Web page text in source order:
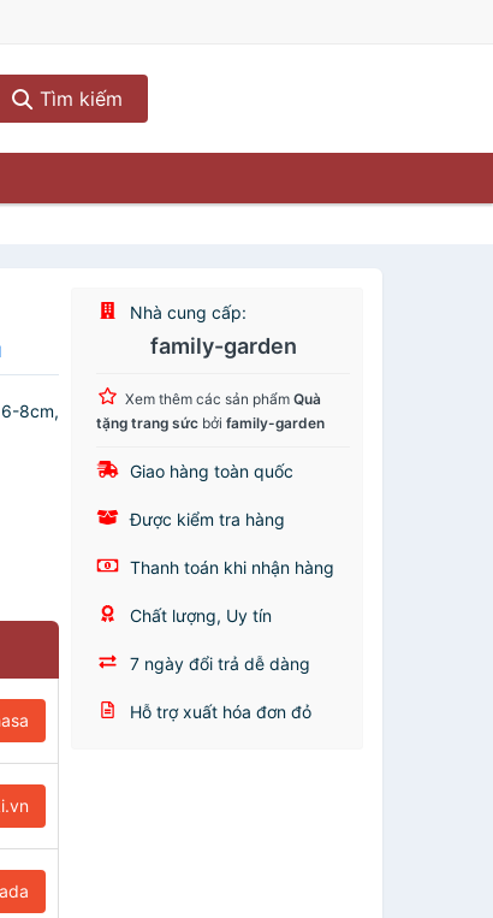
Tìm kiếm
8cm,
Nhà cung cấp:
family-garden
Xem thêm các sản phẩmQuà
tặng trang sức bởifamily-garden
Giao hàng toàn quốc
Được kiểm tra hàng
Thanh toán khi nhận hàng
Chất lượng, Uy tín
7 ngày đổi trả dễ dàng
Hỗ trợ xuất hóa đơn đỏ